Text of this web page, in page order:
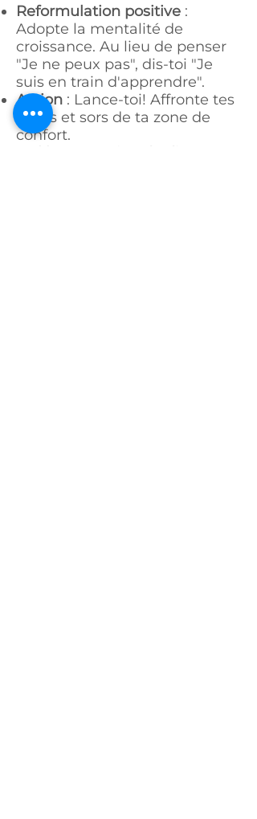
Reformulation positive :
Adopte la mentalité de
croissance. Au lieu de penser
"Je ne peux pas", dis-toi "Je
suis en train d'apprendre".
Action : Lance-toi! Affronte tes
peurs et sors de ta zone de
confort.